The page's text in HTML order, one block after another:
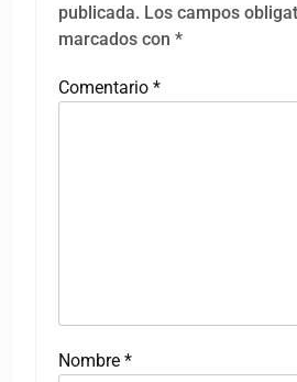
publicada. Los campos
marcados con *
Comentario *
Nombre *